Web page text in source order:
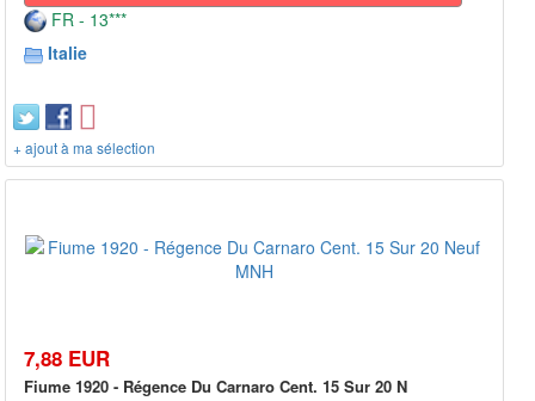
FR - 13***
Italie
+ ajout à ma sélection
7,88 EUR
Fiume 1920 - Régence Du Carnaro Cent. 15 Sur 20 N